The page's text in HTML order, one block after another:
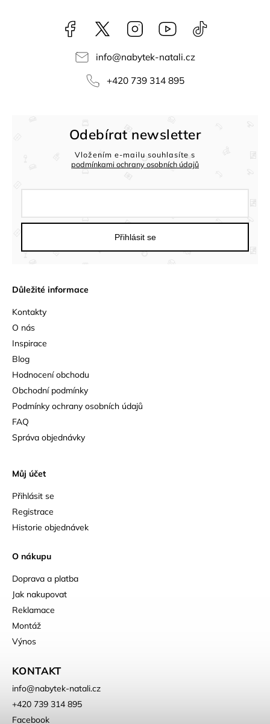
Facebook NataliNabytek
Instagram YouTube
info@nabytek-natali.cz
+420 739 314 895
Důležité informace
Kontakty
O nás
Inspirace
Blog
Hodnocení obchodu
Obchodní podmínky
Podmínky ochrany osobních údajů
FAQ
Správa objednávky
Můj účet
Přihlásit se
Registrace
Historie objednávek
O nákupu
Doprava a platba
Jak nakupovat
Reklamace
Montáž
Výnos
KONTAKT
info@nabytek-natali.cz
+420 739 314 895
Facebook
Odebírat newsletter
Vložením e-mailu souhlasíte s
podmínkami ochrany osobních údajů
Přihlásit se